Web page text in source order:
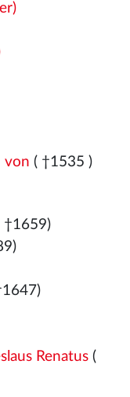
von ( †1535 )
Renatus(